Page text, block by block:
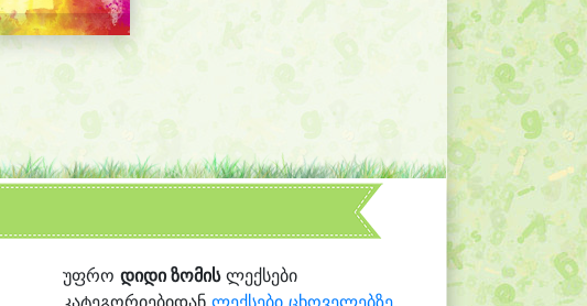
უფროდიდი ზომისლექსები
კატეგორიებიდანლექსები ცხოველებზე,